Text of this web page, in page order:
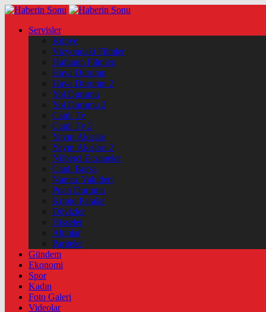
Servisler
Künye
Vizyondaki Filmler
Haftanin Filmleri
Hava Durumu
Hava Durumu 2
Yol Durumu
Yol Durumu 2
Canlı Tv
Canlı Tv 2
Yayın Akışları
Yayın Akışları 2
Nöbetçi Eczaneler
Canlı Borsa
Namaz Vakitleri
Puan Durumu
Kripto Paralar
Dövizler
Hisseler
Altınlar
Pariteler
Gündem
Ekonomi
Spor
Kadın
Foto Galeri
Videolar